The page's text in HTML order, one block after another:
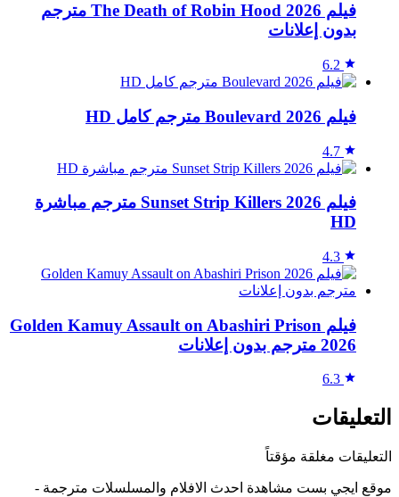
فيلم The Death of Robin Hood 2026 مترجم
بدون إعلانات
6.2
فيلم Boulevard 2026 مترجم كامل HD
4.7
فيلم Sunset Strip Killers 2026 مترجم مباشرة
HD
4.3
فيلم Golden Kamuy Assault on Abashiri Prison
2026 مترجم بدون إعلانات
6.3
التعليقات
التعليقات مغلقة مؤقتاً
موقع ايجي بست مشاهدة احدث الافلام والمسلسلات مترجمة -